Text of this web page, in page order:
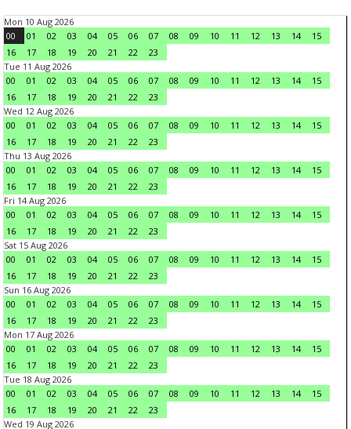
Mon 10 Aug 2026
00
01 02 03 04 05 06 07 08 09 10 11 12 13 14
15
16
17 18 19 20 21 22
23
Tue 11 Aug 2026
00
01 02 03 04 05 06 07 08 09 10 11 12 13 14
15
16
17 18 19 20 21 22
23
Wed 12 Aug 2026
00
01 02 03 04 05 06 07 08 09 10 11 12 13 14
15
16
17 18 19 20 21 22
23
Thu 13 Aug 2026
00
01 02 03 04 05 06 07 08 09 10 11 12 13 14
15
16
17 18 19 20 21 22
23
Fri 14 Aug 2026
00
01 02 03 04 05 06 07 08 09 10 11 12 13 14
15
16
17 18 19 20 21 22
23
Sat 15 Aug 2026
00
01 02 03 04 05 06 07 08 09 10 11 12 13 14
15
16
17 18 19 20 21 22
23
Sun 16 Aug 2026
00
01 02 03 04 05 06 07 08 09 10 11 12 13 14
15
16
17 18 19 20 21 22
23
Mon 17 Aug 2026
00
01 02 03 04 05 06 07 08 09 10 11 12 13 14
15
16
17 18 19 20 21 22
23
Tue 18 Aug 2026
00
01 02 03 04 05 06 07 08 09 10 11 12 13 14
15
16
17 18 19 20 21 22
23
Wed 19 Aug 2026